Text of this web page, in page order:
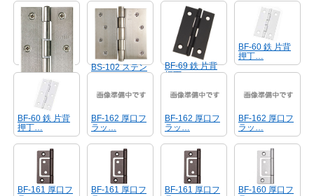
BS-101 ステン
中厚…
BS-102 ステン
BF-69 鉄 片背
押丁…
BF-60 鉄 片背
押丁…
BF-60 鉄 片背
押丁…
BF-162 厚口フ
ラッ…
BF-162 厚口フ
ラッ…
BF-162 厚口フ
ラッ…
BF-161 厚口フ
BF-161 厚口フ
BF-161 厚口フ
BF-160 厚口フ